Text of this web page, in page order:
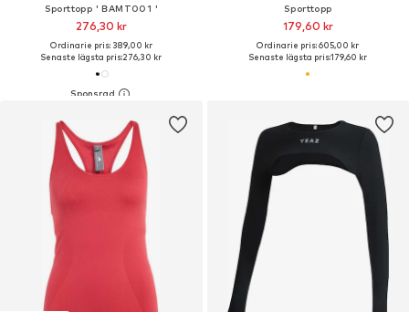
Sporttopp ' BAMT001 '
276,30 kr
Ordinarie pris: 389,00 kr
Senaste lägsta pris:276,30 kr
Sporttopp
179,60 kr
Ordinarie pris: 605,00 kr
Senaste lägsta pris:179,60 kr